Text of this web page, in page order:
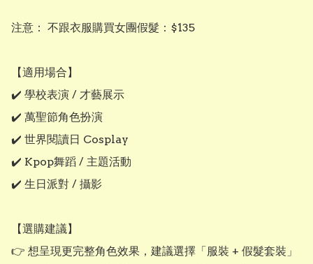
注意： 不跟衣服購買女團假髮：$135
【適用場合】
✔️ 學校表演 / 才藝展示
✔️ 萬聖節角色扮演
✔️ 世界閱讀日 Cosplay
✔️ Kpop舞蹈 / 主題活動
✔️ 生日派對 / 攝影
【選購建議】
👉 想呈現更完整角色效果，建議選擇「服裝 + 假髮套裝」